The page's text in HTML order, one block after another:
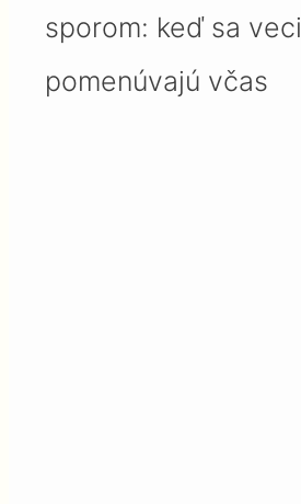
sporom: keď sa veci
pomenúvajú včas